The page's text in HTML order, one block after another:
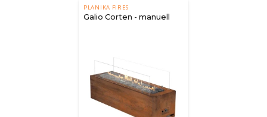
PLANIKA FIRES
Galio Corten - manuell